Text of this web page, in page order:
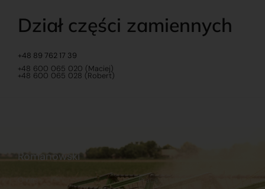
Dział części zamiennych
+48 89 762 17 39
+48 600 065 020 (Maciej)
+48 600 065 028 (Robert)
Romanowski
Praca